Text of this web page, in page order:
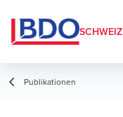
SCHWEIZ
Publikationen